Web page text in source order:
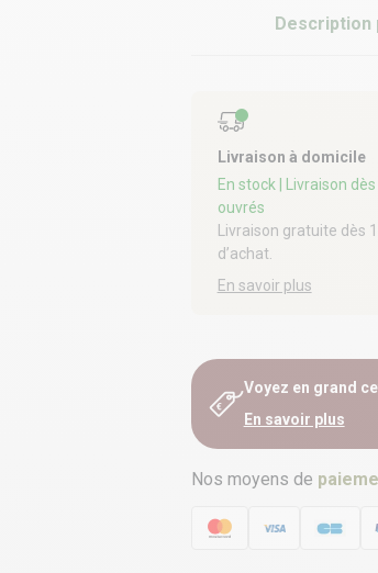
Description
Livraison à domicile
En stock
| Livraison
ouvrés
Livraison gratuite dès
d’achat.
En savoir plus
Voyez en grand
En savoir plus
Nos moyens de